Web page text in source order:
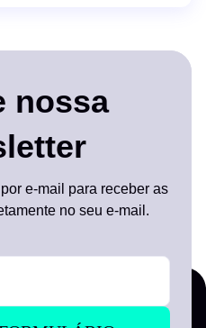
nossa
e-mail para receber as
no seu e-mail.